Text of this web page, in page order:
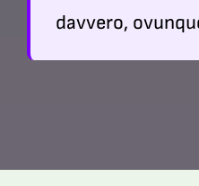
davvero,